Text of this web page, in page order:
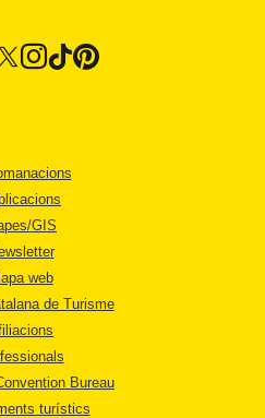
GIS
web
de Turisme
Bureau
turístics